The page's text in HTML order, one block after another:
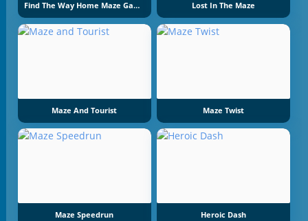
Find The Way Home Maze Game Lost In The Maze
Maze And Tourist Maze Twist
Maze Speedrun Heroic Dash